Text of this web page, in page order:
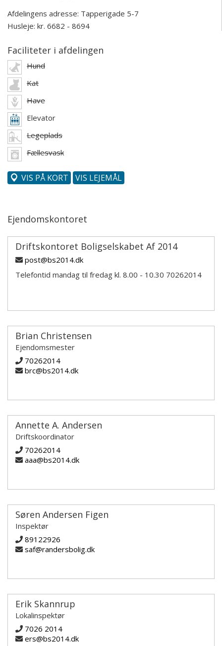
Afdelingens adresse: Tapperigade 5-7
Husleje: kr. 6682 - 8694
Faciliteter i afdelingen
Hund
Kat
Have
Elevator
Legeplads
Fællesvask
VIS PÅ KORT VIS LEJEMÅL
Ejendomskontoret
Driftskontoret Boligselskabet Af 2014
post@bs2014.dk
Telefontid mandag til fredag kl. 8.00 - 10.30 70262014
Brian Christensen
Ejendomsmester
70262014
brc@bs2014.dk
Annette A. Andersen
Driftskoordinator
70262014
aaa@bs2014.dk
Søren Andersen Figen
Inspektør
89122926
saf@randersbolig.dk
Erik Skannrup
Lokalinspektør
7026 2014
ers@bs2014.dk